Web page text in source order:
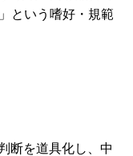
という嗜好・規範
断を道具化し、中